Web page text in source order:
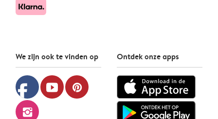
We zijn ook te vinden op
facebook youtube pinterest
instagram
Ontdek onze apps